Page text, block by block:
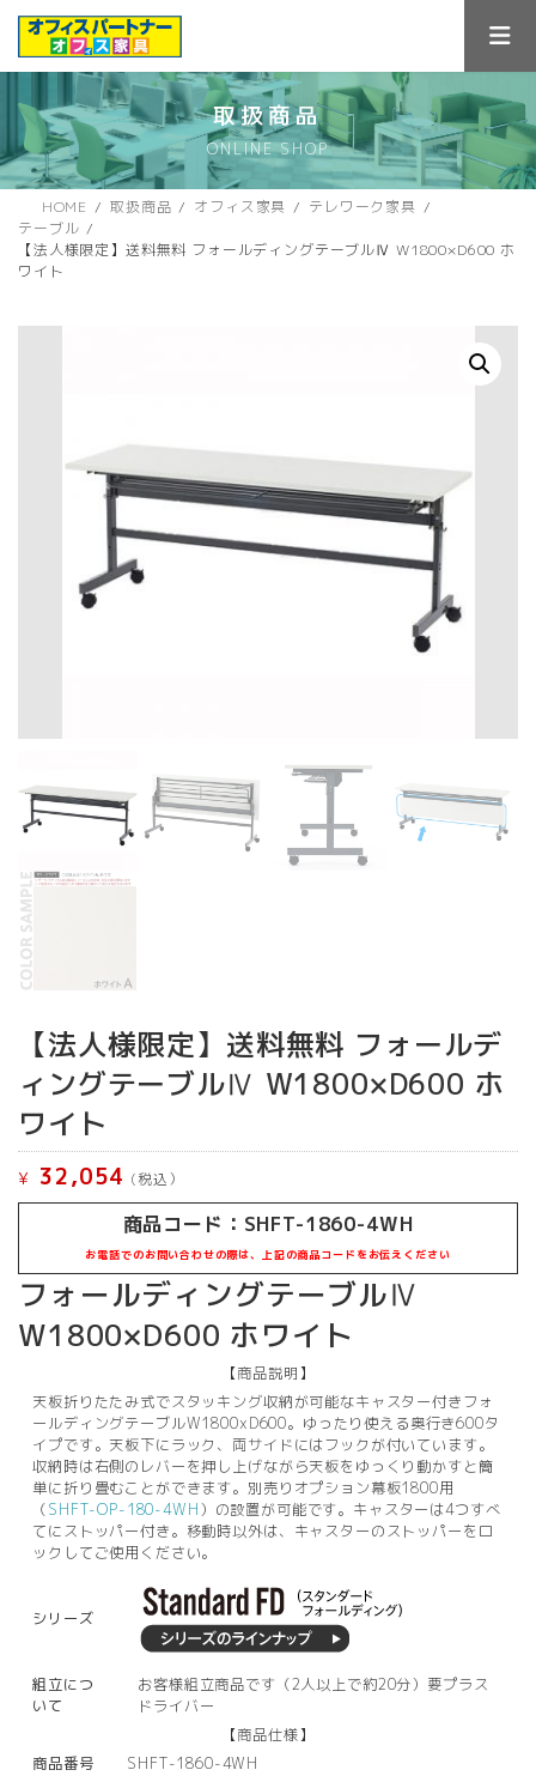
ス
キ
ン
に
取扱商品
ONLINE SHOP
HOME 取扱商品 オフィス家具
テレワーク家具
テーブル
【法人様限定】送料無料 フォールディングテーブルⅣ W1800×D600 ホ
ワイト
【法人様限定】送料無料 フォールデ
ィングテーブルⅣ W1800×D600 ホ
ワイト
¥ 32,054 (税込）
商品コード： SHFT-1860-4WH
お電話でのお問い合わせの際は、上記の商品コードをお伝えください
フォールディングテーブルⅣ
W1800×D600 ホワイト
【商品説明】
天板折りたたみ式でスタッキング収納が可能なキャスター付きフォ
ールディングテーブルW1800xD600。ゆったり使える奥行き600タ
イプです。天板下にラック、両サイドにはフックが付いています。
収納時は右側のレバーを押し上げながら天板をゆっくり動かすと簡
単に折り畳むことができます。別売りオプション幕板1800用
（SHFT-OP-180-4WH）の設置が可能です。キャスターは4つすべ
てにストッパー付き。移動時以外は、キャスターのストッパーをロ
ックしてご使用ください。
シリーズ
組立につ
いて
お客様組立商品です（2人以上で約20分）要プラス
ドライバー
【商品仕様】
商品番号
SHFT-1860-4WH